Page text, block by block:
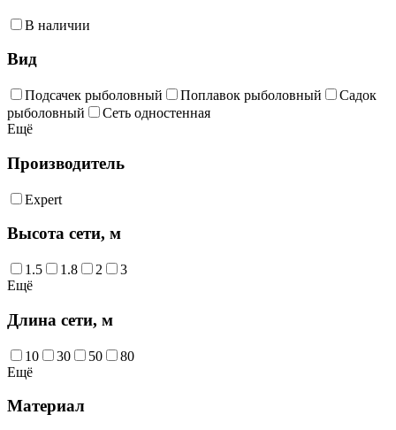
В наличии
Вид
Подсачек рыболовный Поплавок рыболовный
Садок
рыболовный
Сеть одностенная
Ещё
Производитель
Expert
Высота сети, м
1.5 1.8 2
3
Ещё
Длина сети, м
10 30 50
80
Ещё
Материал